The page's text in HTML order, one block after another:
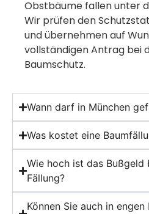
Obstbäume fallen unter
Wir prüfen den
und übernehmen auf
vollständigen Antrag bei
Baumschutz.
Wann darf in München
Was kostet eine
Wie hoch ist das Bußgeld
Fällung?
Können Sie auch in